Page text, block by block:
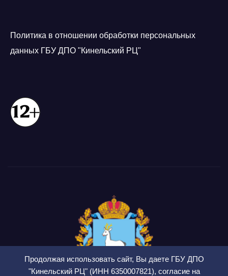
Продолжая использовать сайт, Вы даете ГБУ ДПО
"Кинельский РЦ" (ИНН 6350007821), согласие на
Политика в отношении обработки персональных
данных ГБУ ДПО "Кинельский РЦ"